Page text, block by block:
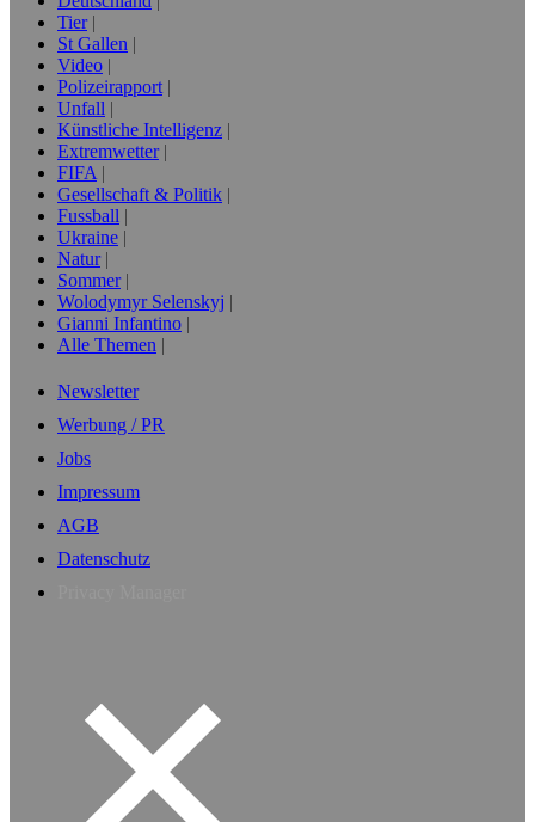
Tier
St Gallen
Video
Polizeirapport
Unfall
Künstliche Intelligenz
Extremwetter
FIFA
Gesellschaft & Politik
Fussball
Ukraine
Natur
Sommer
Wolodymyr Selenskyj
Gianni Infantino
Alle Themen
Newsletter
Werbung / PR
Jobs
Impressum
AGB
Datenschutz